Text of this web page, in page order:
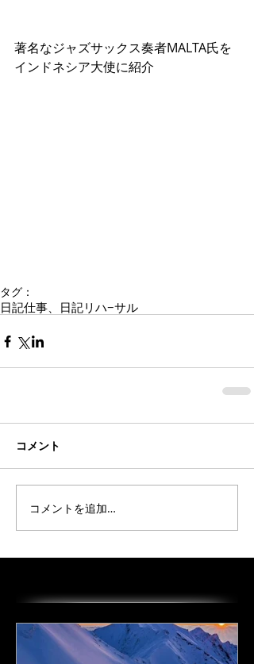
著名なジャズサックス奏者MALTA氏を
インドネシア大使に紹介
タグ：
日記仕事、日記リハ−サル
コメント
コメントを追加…